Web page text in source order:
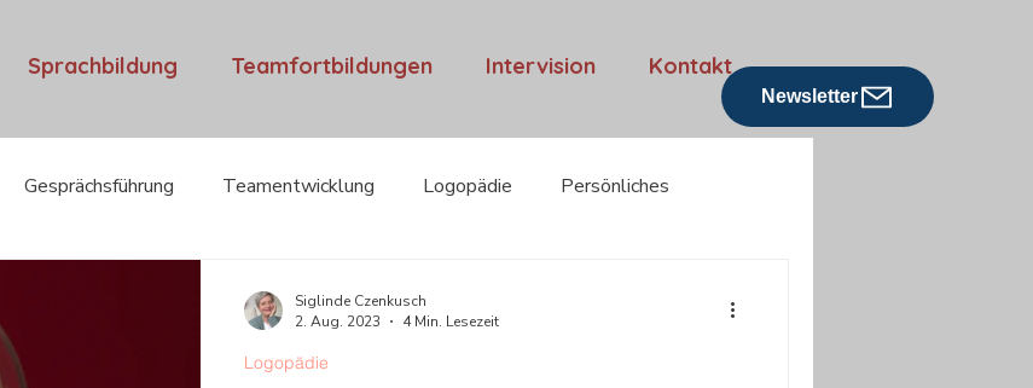
Newsletter
Sprachbildung Teamfortbildungen Intervision Kontakt
Gesprächsführung Teamentwicklung Logopädie Persönliches
Logopädie
Siglinde Czenkusch
2. Aug. 2023
4 Min. Lesezeit